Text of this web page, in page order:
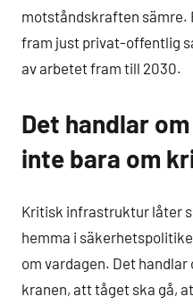
motståndskraften sämre.
fram just privat-offentlig
av arbetet fram till 2030.
Det handlar
inte bara om
Kritisk infrastruktur låter
hemma i
om vardagen. Det
kranen, att tåget ska gå,